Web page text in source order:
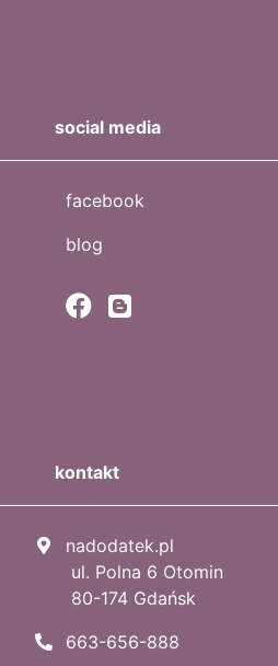
social media
facebook
blog
kontakt
nadodatek.pl
ul. Polna 6 Otomin
80-174 Gdańsk
663-656-888